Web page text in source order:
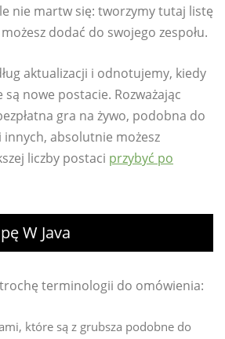
nie martw się: tworzymy tutaj listę
dodać do swojego zespołu.
aktualizacji i odnotujemy, kiedy
nowe postacie. Rozważając
gra na żywo, podobna do
i innych, absolutnie możesz
liczby postaci przybyć po
W Java
terminologii do omówienia:
które są z grubsza podobne do